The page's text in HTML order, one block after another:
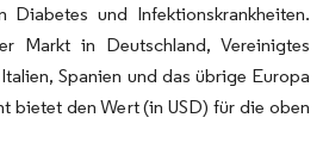
Diabetes und Infektionskrankheiten.
Markt in Deutschland, Vereinigtes
Spanien und das übrige Europa
bietet den Wert (in USD) für die oben